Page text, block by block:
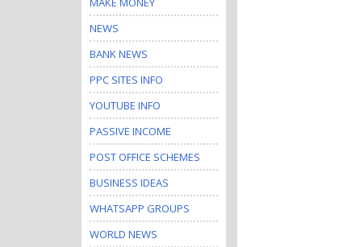
NEWS
BANK NEWS
PPC SITES INFO
YOUTUBE INFO
PASSIVE INCOME
POST OFFICE SCHEMES
BUSINESS IDEAS
WHATSAPP GROUPS
WORLD NEWS